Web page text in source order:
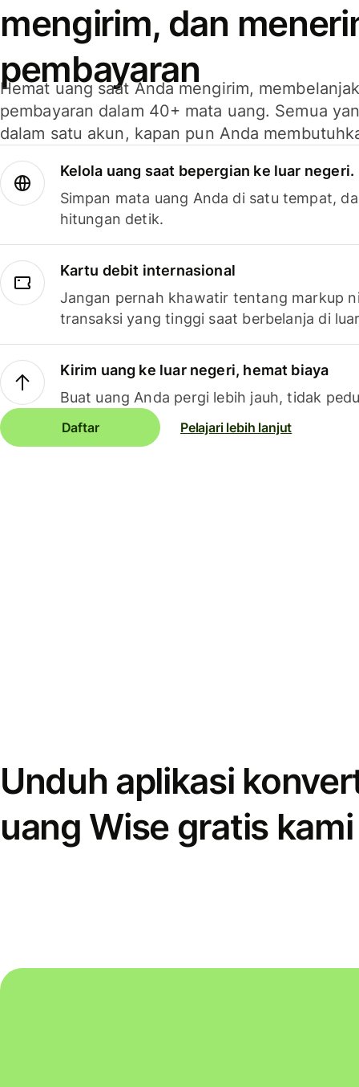
mengirim, dan
pembayaran
Hemat uang saat Anda mengirim,
pembayaran dalam 40+ mata uang. Semua
dalam satu akun, kapan pun Anda
Kelola uang saat bepergian ke luar negeri.
Simpan mata uang Anda di satu tempat,
hitungan detik.
Kartu debit internasional
Jangan pernah khawatir tentang markup
transaksi yang tinggi saat berbelanja di
Kirim uang ke luar negeri, hemat biaya
Buat uang Anda pergi lebih jauh, tidak
Daftar Pelajari lebih lanjut
Unduh aplikasi
uang Wise gratis kami